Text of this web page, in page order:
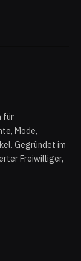
für
Mode,
Gegründet im
Freiwilliger,